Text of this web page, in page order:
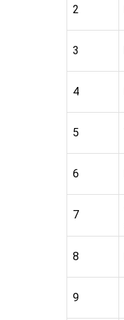
2
3
4
5
6
7
8
9